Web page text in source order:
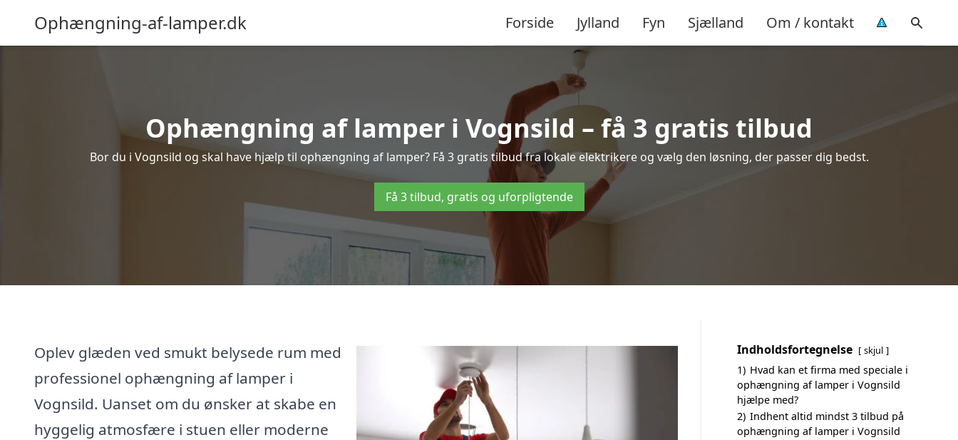
Ophængning-af-lamper.dk Forside Jylland Fyn Sjælland Om / kontakt
Ophængning af lamper i Vognsild – få 3 gratis tilbud
Bor du i Vognsild og skal have hjælp til ophængning af lamper? Få 3 gratis tilbud fra lokale elektrikere og vælg den løsning, der passer dig bedst.
Få 3 tilbud, gratis og uforpligtende
Oplev glæden ved smukt belysede rum med
professionel ophængning af lamper i
Vognsild. Uanset om du ønsker at skabe en
hyggelig atmosfære i stuen eller moderne
Indholdsfortegnelse skjul
1) Hvad kan et firma med speciale i
ophængning af lamper i Vognsild
hjælpe med?
2) Indhent altid mindst 3 tilbud på
ophængning af lamper i Vognsild